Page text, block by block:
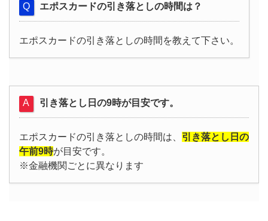
エポスカードの引き落としの時間は？
エポスカードの引き落としの時間を教えて下さい。
引き落とし日の9時が目安です。
エポスカードの引き落としの時間は、 引き落とし日の
午前9時が目安です。
※金融機関ごとに異なります